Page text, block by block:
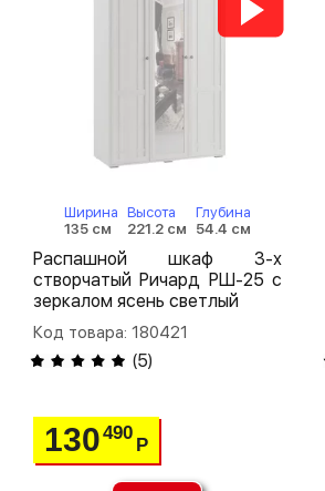
Ширина
135 см
Высота
221.2 см
Глубина
54.4 см
Распашной шкаф 3-х
створчатый Ричард РШ-25 с
зеркалом ясень светлый
Код товара: 180421
(5)
130490
Р